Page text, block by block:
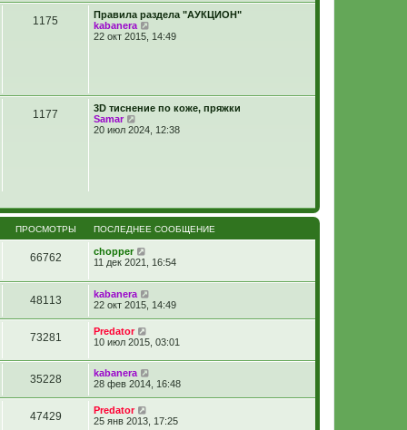
м
у
с
о
ю
1175
Правила раздела "АУКЦИОН"
kabanera
е
к
п
с
у
с
о
о
щ
н
ю
22 окт 2015, 14:49
1177
3D тиснение по коже, пряжки
Samar
е
о
с
л
е
д
е
м
у
о
б
е
н
и
ю
20 июл 2024, 12:38
ПРОСМОТРЫ ПОСЛЕДНЕЕ СООБЩЕНИЕ
66762
chopper
11 дек 2021, 16:54
48113
kabanera
22 окт 2015, 14:49
73281
Predator
10 июл 2015, 03:01
35228
kabanera
28 фев 2014, 16:48
47429
Predator
25 янв 2013, 17:25